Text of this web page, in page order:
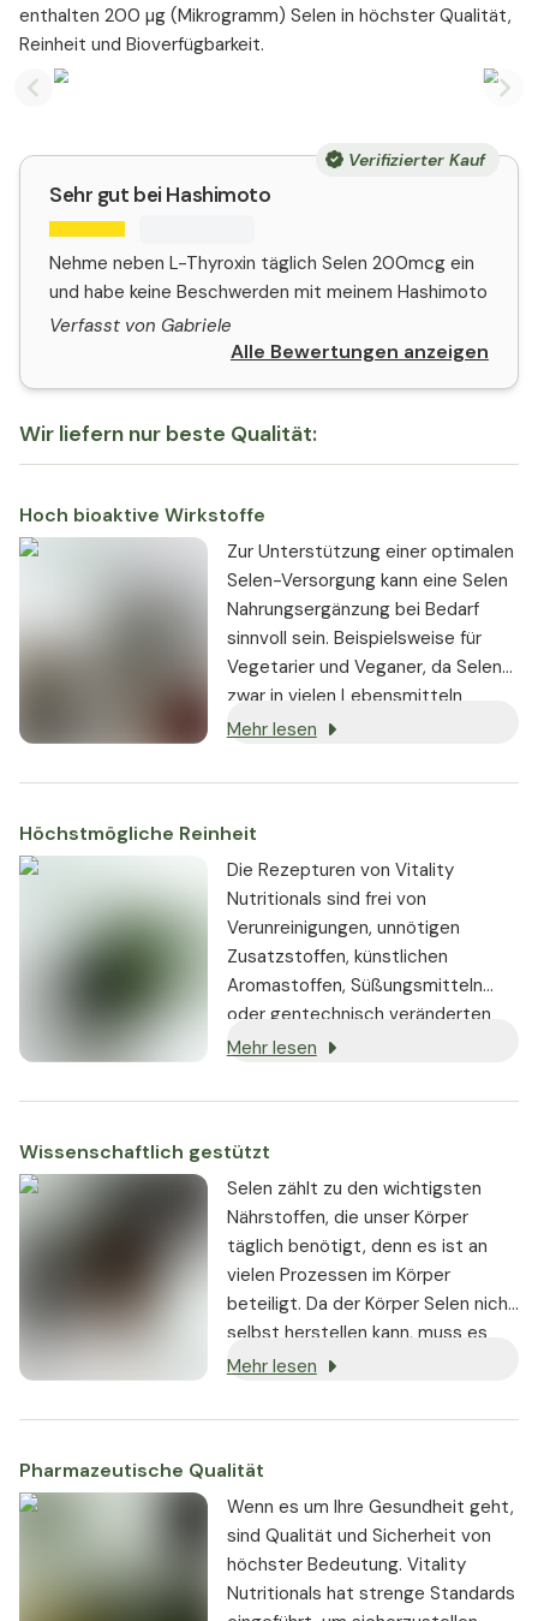
enthalten 200 µg (Mikrogramm) Selen in höchster Qualität,
Reinheit und Bioverfügbarkeit.
Previous slide
Verifizierter Kauf
Sehr gut bei Hashimoto
Nehme neben L-Thyroxin täglich Selen 200mcg ein
und habe keine Beschwerden mit meinem Hashimoto
Verfasst von Gabriele
Alle Bewertungen anzeigen
Wir liefern nur beste Qualität:
Hoch bioaktive Wirkstoffe
Zur Unterstützung einer optimalen
Selen-Versorgung kann eine Selen
Nahrungsergänzung bei Bedarf
sinnvoll sein. Beispielsweise für
Vegetarier und Veganer, da Selen
zwar in vielen Lebensmitteln
enthalten ist, in höherer
in Lebensmitteln tierischen
Mehr lesen
Höchstmögliche Reinheit
Die Rezepturen von Vitality
Nutritionals sind frei von
Verunreinigungen, unnötigen
Zusatzstoffen, künstlichen
Aromastoffen, Süßungsmitteln
oder gentechnisch veränderten
Substanzen. Wo immer möglich,
Zutaten verwendet.
Mehr lesen
Wissenschaftlich gestützt
Selen zählt zu den wichtigsten
Nährstoffen, die unser Körper
täglich benötigt, denn es ist an
vielen Prozessen im Körper
beteiligt. Da der Körper Selen nicht
selbst herstellen kann, muss es
über die Nahrung aufgenommen
Mehr lesen
Pharmazeutische Qualität
Wenn es um Ihre Gesundheit geht,
sind Qualität und Sicherheit von
höchster Bedeutung. Vitality
Nutritionals hat strenge Standards